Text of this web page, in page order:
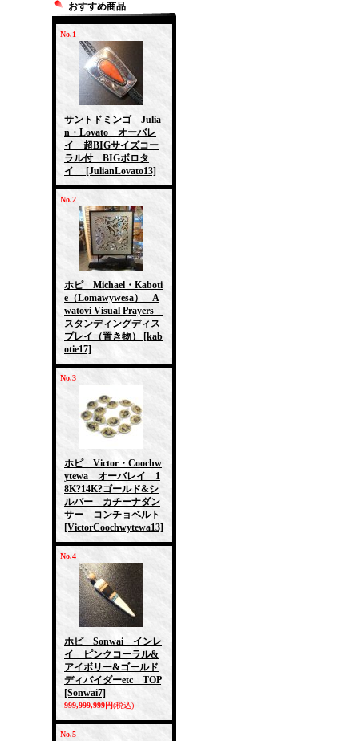
おすすめ商品
No.1
サントドミンゴ Julia
n・Lovato オーバレ
イ 超BIGサイズコー
ラル付 BIGボロタ
イ
[JulianLovato13]
No.2
ホピ Michael・Kaboti
e（Lomawywesa） A
watovi Visual Prayers
スタンディングディス
プレイ（置き物）
[kab
otie17]
No.3
ホピ Victor・Coochw
ytewa オーバレイ 1
8K?14K?ゴールド&シ
ルバー カチーナダン
サー コンチョベルト
[VictorCoochwytewa13]
No.4
ホピ Sonwai インレ
イ ピンクコーラル&
アイボリー&ゴールド
ディバイダーetc TOP
[Sonwai7]
999,999,999円(税込)
No.5